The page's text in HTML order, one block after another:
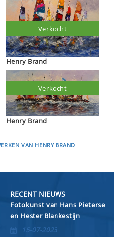
Henry Brand
Verkocht
Henry Brand
Verkocht
VAN HENRY BRAND
RECENT NIEUWS
Fotokunst van Hans Pieterse
en Hester Blankestijn
15-07-2023